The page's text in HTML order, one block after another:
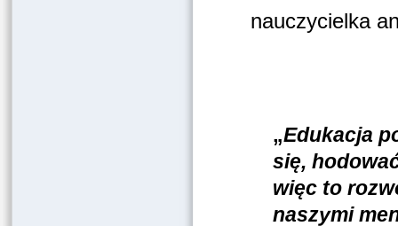
nauczycielka
„Edukacja
się,
więc to
naszymi